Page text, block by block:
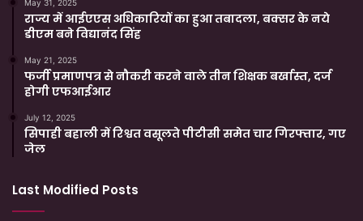
May 31, 2025
राज्य में आईएएस अधिकारियों का हुआ तबादला, बक्सर के नये
डीएम बने विद्यानंद सिंह
May 21, 2025
फर्जी प्रमाणपत्र से नौकरी करने वाले तीन शिक्षक बर्खास्त, दर्ज
होगी एफआईआर
July 12, 2025
सिपाही बहाली में रिश्वत वसूलते पीटीसी समेत चार गिरफ्तार, गए
जेल
Last Modified Posts